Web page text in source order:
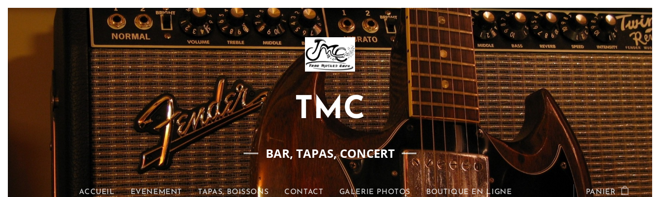
TMC
BAR, TAPAS, CONCERT
ACCUEIL EVENEMENT TAPAS, BOISSONS CONTACT GALERIE PHOTOS BOUTIQUE EN LIGNE PANIER